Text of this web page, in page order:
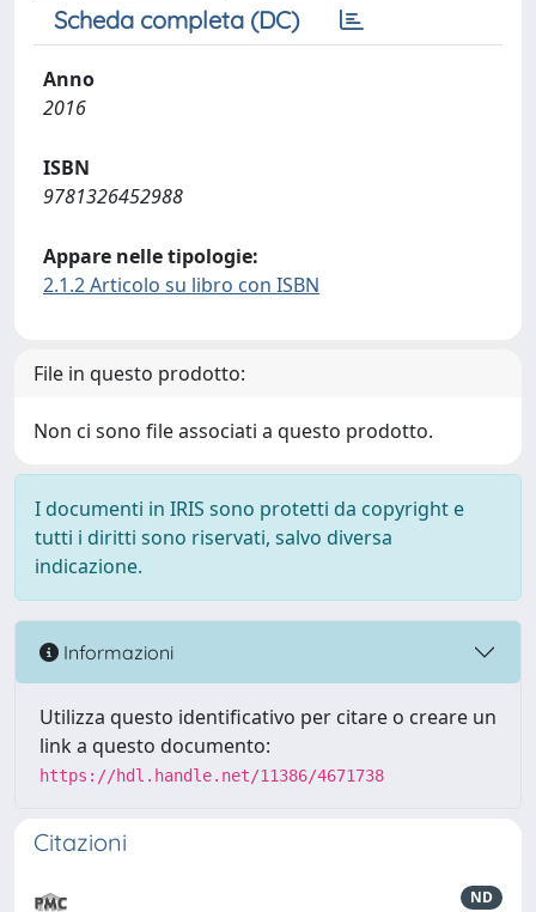
Scheda completa (DC)
Anno
2016
ISBN
9781326452988
Appare nelle tipologie:
2.1.2 Articolo su libro con ISBN
File in questo prodotto:
Non ci sono file associati a questo prodotto.
I documenti in IRIS sono protetti da copyright e
tutti i diritti sono riservati, salvo diversa
indicazione.
Informazioni
Utilizza questo identificativo per citare o creare un
link a questo documento:
https://hdl.handle.net/11386/4671738
Citazioni
ND